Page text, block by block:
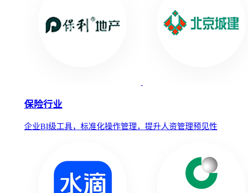
保险行业
企业BI级工具，标准化操作管理，提升人资管理预见性